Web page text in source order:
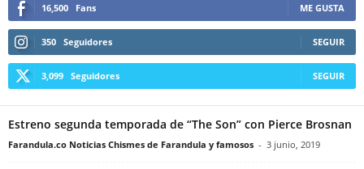
16,500 Fans ME GUSTA
350 Seguidores SEGUIR
3,099 Seguidores SEGUIR
Estreno segunda temporada de “The Son” con Pierce Brosnan
Farandula.co Noticias Chismes de Farandula y famosos - 3 junio, 2019